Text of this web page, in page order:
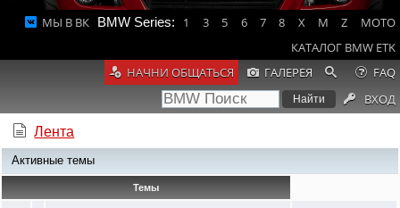
МЫ В ВК BMW Series: 1 3 5 6 7 8 X M Z
MOTO
КАТАЛОГ BMW ETK
НАЧНИ ОБЩАТЬСЯ
ГАЛЕРЕЯ
FAQ
ВХОД
Лента
Активные темы
Темы